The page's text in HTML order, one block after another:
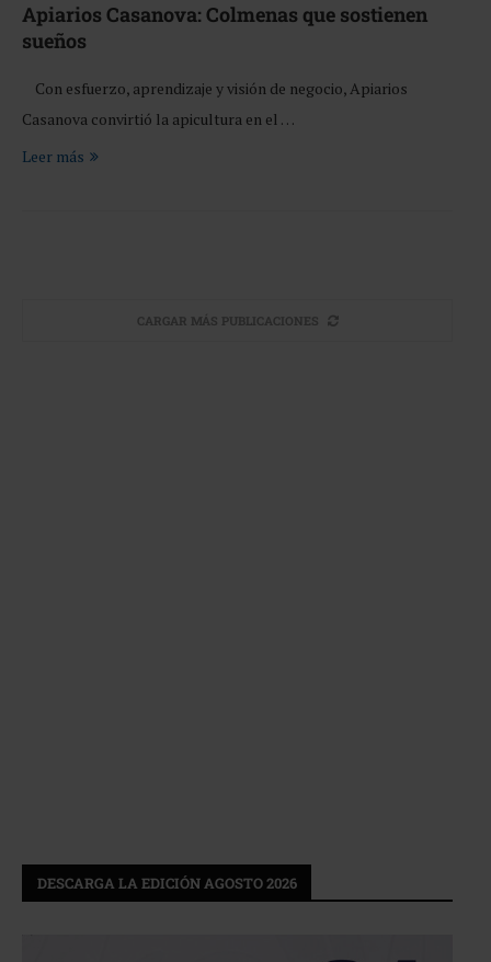
Apiarios Casanova: Colmenas que sostienen
sueños
Con esfuerzo, aprendizaje y visión de negocio, Apiarios
Casanova convirtió la apicultura en el …
Leer más
CARGAR MÁS PUBLICACIONES
DESCARGA LA EDICIÓN AGOSTO 2026